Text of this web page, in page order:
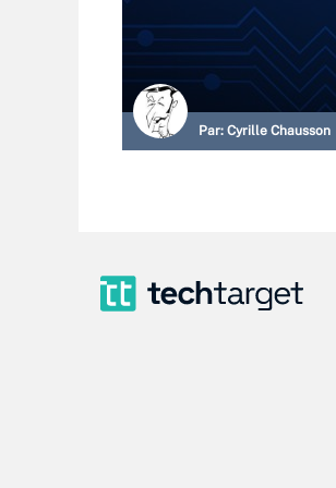
Par: Cyrille Chausson